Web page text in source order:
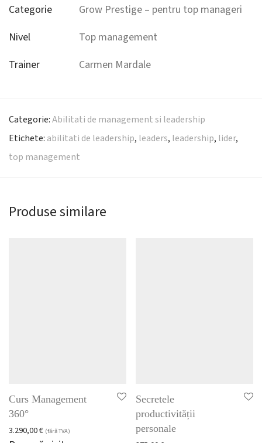
Categorie
Grow Prestige – pentru top manageri
Nivel
Top management
Trainer
Carmen Mardale
Categorie:Abilitati de management si leadership
Etichete: abilitati de leadership, leaders, leadership, lider,
top management
Produse similare
Curs Management
360°
3.290,00€ (fără TVA)
Secretele
productivității
personale